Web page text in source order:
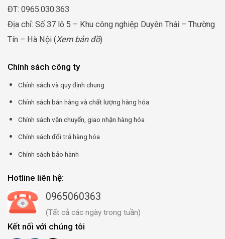
ĐT: 0965.030.363
Địa chỉ: Số 37 lô 5 – Khu công nghiệp Duyên Thái – Thường
Tín – Hà Nội (Xem bản đồ)
Chính sách công ty
Chính sách và quy định chung
Chính sách bán hàng và chất lượng hàng hóa
Chính sách vận chuyển, giao nhận hàng hóa
Chính sách đổi trả hàng hóa
Chính sách bảo hành
Hotline liên hệ:
0965060363
(Tất cả các ngày trong tuần)
Kết nối với chúng tôi